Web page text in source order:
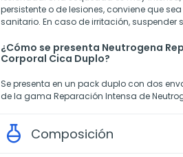
persistente o de lesiones, conviene que
sanitario. En caso de irritación, suspender
¿Cómo se presenta Neutrogena
Corporal Cica Duplo?
Se presenta en un pack duplo con dos
de la gama Reparación Intensa de
Composición